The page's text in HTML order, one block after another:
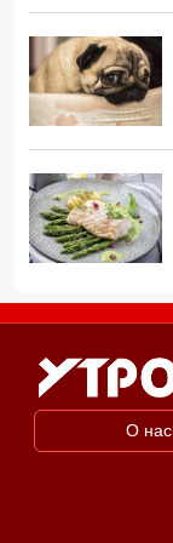
11:34, 08.08.2026
О нас